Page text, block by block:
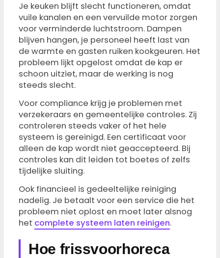
Je keuken blijft slecht functioneren, omdat
vuile kanalen en een vervuilde motor zorgen
voor verminderde luchtstroom. Dampen
blijven hangen, je personeel heeft last van
de warmte en gasten ruiken kookgeuren. Het
probleem lijkt opgelost omdat de kap er
schoon uitziet, maar de werking is nog
steeds slecht.
Voor compliance krijg je problemen met
verzekeraars en gemeentelijke controles. Zij
controleren steeds vaker of het hele
systeem is gereinigd. Een certificaat voor
alleen de kap wordt niet geaccepteerd. Bij
controles kan dit leiden tot boetes of zelfs
tijdelijke sluiting.
Ook financieel is gedeeltelijke reiniging
nadelig. Je betaalt voor een service die het
probleem niet oplost en moet later alsnog
het complete systeem laten reinigen.
Hoe frissvoorhoreca